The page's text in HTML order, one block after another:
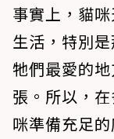
事實上，貓
生活，特別
牠們最愛的
張。所以，
咪準備充足